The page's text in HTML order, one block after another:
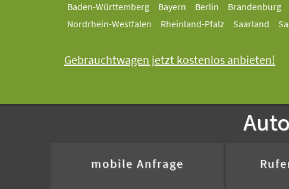
Baden-Württemberg Bayern Berlin Brandenburg
Nordrhein-Westfalen
Rheinland-Pfalz Saarland
Gebrauchtwagen jetzt kostenlos anbieten!
mobile Anfrage